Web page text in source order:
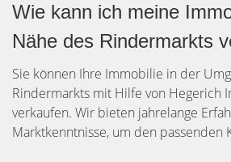
Wie kann ich meine
Nähe des Rindermarkts
Sie können Ihre Immobilie in der
Rindermarkts mit Hilfe von Hegerich
verkaufen. Wir bieten jahrelange
Marktkenntnisse, um den passenden